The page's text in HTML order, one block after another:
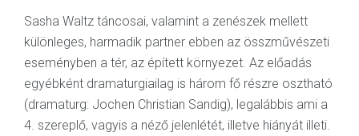
Sasha Waltz táncosai, valamint a zenészek mellett
különleges, harmadik partner ebben az összművészeti
eseményben a tér, az épített környezet. Az előadás
egyébként dramaturgiailag is három fő részre osztható
(dramaturg: Jochen Christian Sandig), legalábbis ami a
4. szereplő, vagyis a néző jelenlétét, illetve hiányát illeti.